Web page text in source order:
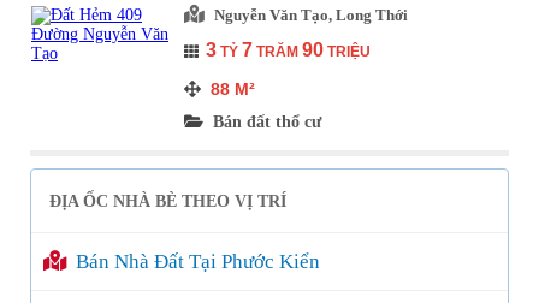
Nguyễn Văn Tạo, Long Thới
3 TỶ 7 TRĂM90 TRIỆU
88 M²
Bán đất thổ cư
ĐỊA ỐC NHÀ BÈ THEO VỊ TRÍ
Bán Nhà Đất Tại Phước Kiển